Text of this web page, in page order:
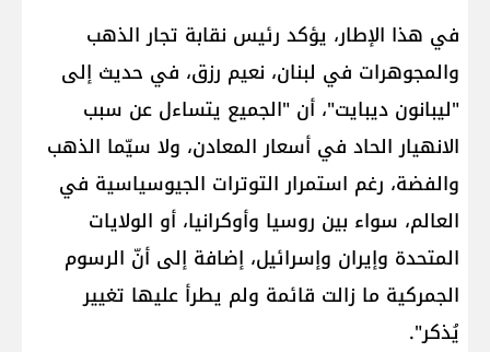
في هذا الإطار، يؤكد رئيس نقابة تجار الذهب
والمجوهرات في لبنان، نعيم رزق، في حديث إلى
"ليبانون ديبايت"، أن "الجميع يتساءل عن سبب
الانهيار الحاد في أسعار المعادن، ولا سيّما الذهب
والفضة، رغم استمرار التوترات الجيوسياسية في
العالم، سواء بين روسيا وأوكرانيا، أو الولايات
المتحدة وإيران وإسرائيل، إضافة إلى أنّ الرسوم
الجمركية ما زالت قائمة ولم يطرأ عليها تغيير
يُذكر".